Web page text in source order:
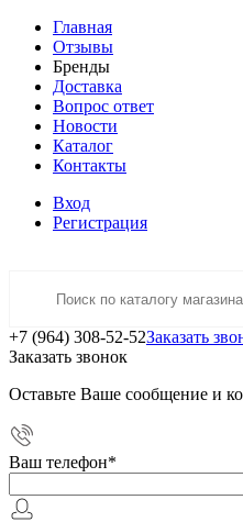
Главная
Отзывы
Бренды
Доставка
Вопрос ответ
Новости
Каталог
Контакты
Вход
Регистрация
+7 (964) 308-52-52Заказать
Заказать звонок
Оставьте Ваше сообщение и
Ваш телефон*